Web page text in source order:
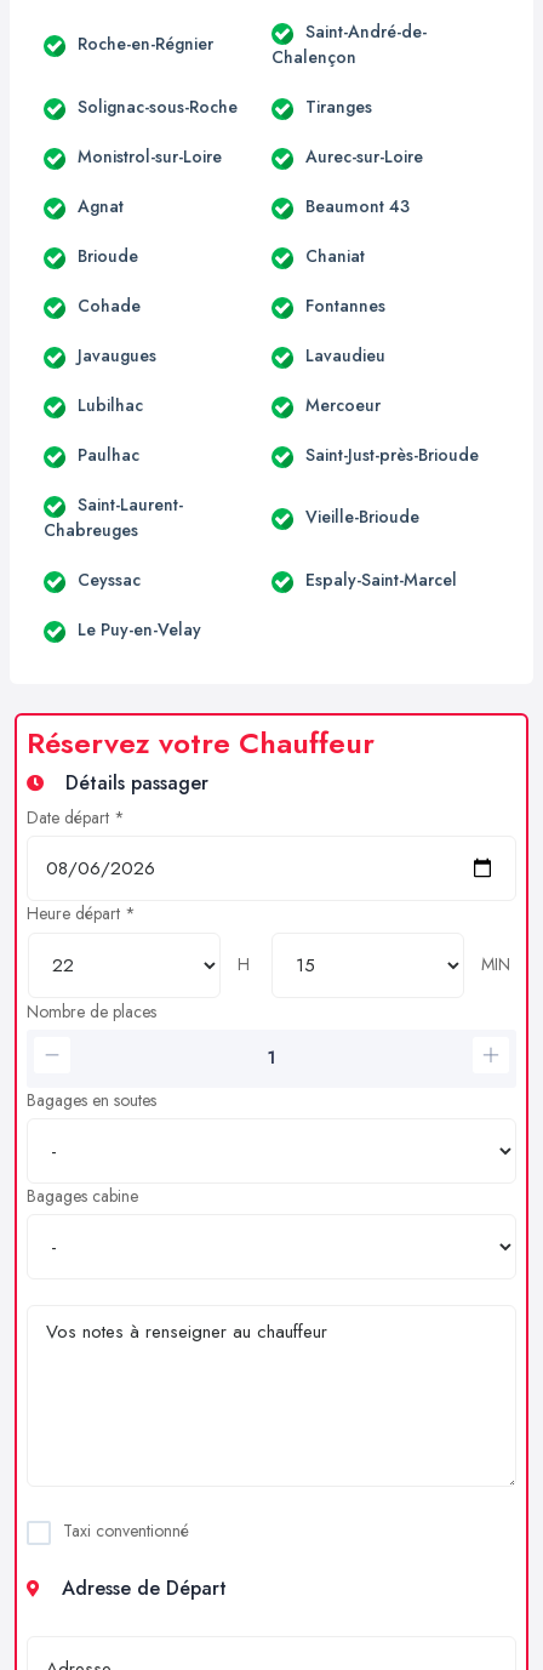
Roche-en-Régnier
Saint-André-de-
Chalençon
Solignac-sous-Roche Tiranges
Monistrol-sur-Loire Aurec-sur-Loire
Agnat Beaumont 43
Brioude Chaniat
Cohade Fontannes
Javaugues Lavaudieu
Lubilhac Mercoeur
Paulhac Saint-Just-près-Brioude
Saint-Laurent-
Chabreuges
Vieille-Brioude
Ceyssac Espaly-Saint-Marcel
Le Puy-en-Velay
Réservez votre Chauffeur
Détails passager
Date départ *
Heure départ *
H
MIN
Nombre de places
Bagages en soutes
Bagages cabine
Taxi conventionné
Adresse de Départ